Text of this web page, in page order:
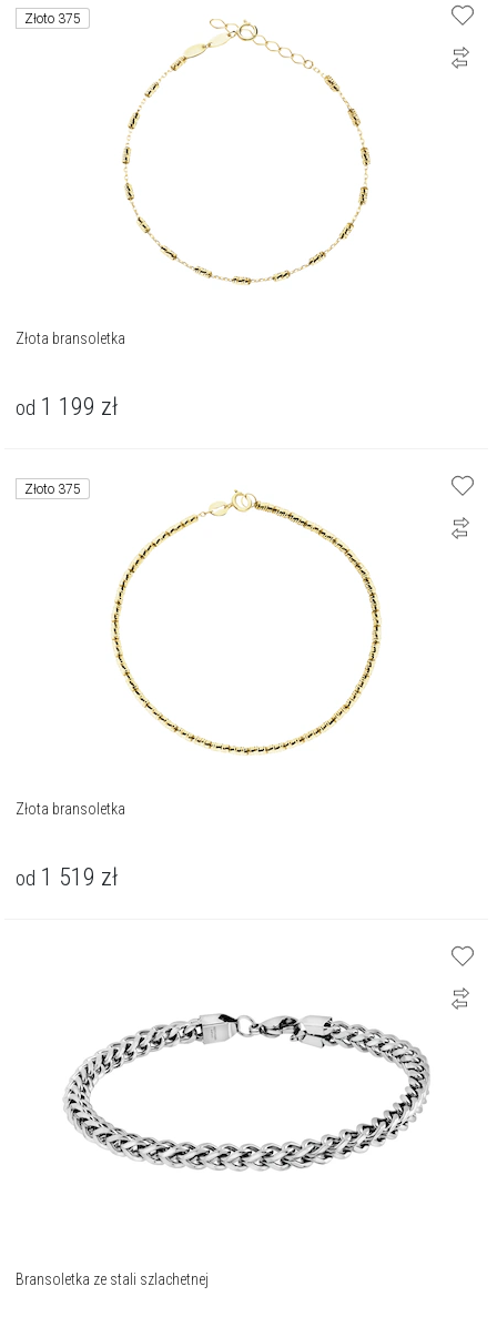
Złoto 375
Złota bransoletka
od 1 199 zł
Złoto 375
Złota bransoletka
od 1 519 zł
Bransoletka ze stali szlachetnej